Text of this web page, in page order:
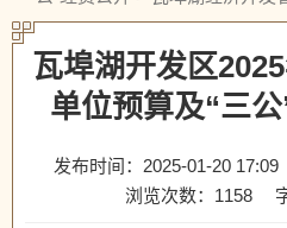
瓦埠湖开发区
单位预算及“三
发布时间：2025-01-20 17:09
浏览次数： 1158